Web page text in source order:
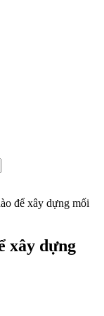
để xây dựng mối
xây dựng